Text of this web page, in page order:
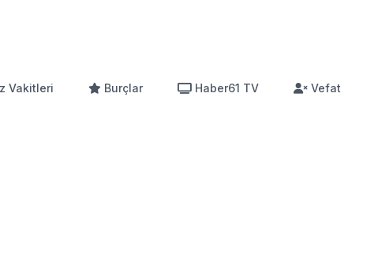
Vakitleri Burçlar Haber61 TV
Vefat